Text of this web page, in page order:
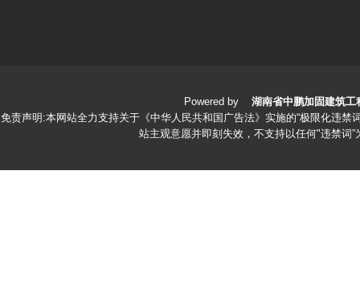
Powered by 湖南省中鹏加固建筑工
免责声明:本网站全力支持关于《中华人民共和国广告法》实施的“极限化违禁
站主观意愿并即刻失效，不支持以任何"违禁词